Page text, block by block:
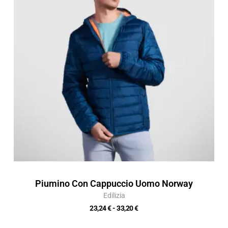
Piumino Con Cappuccio Uomo Norway
Edilizia
23,24€- 33,20€
a
33,20 €